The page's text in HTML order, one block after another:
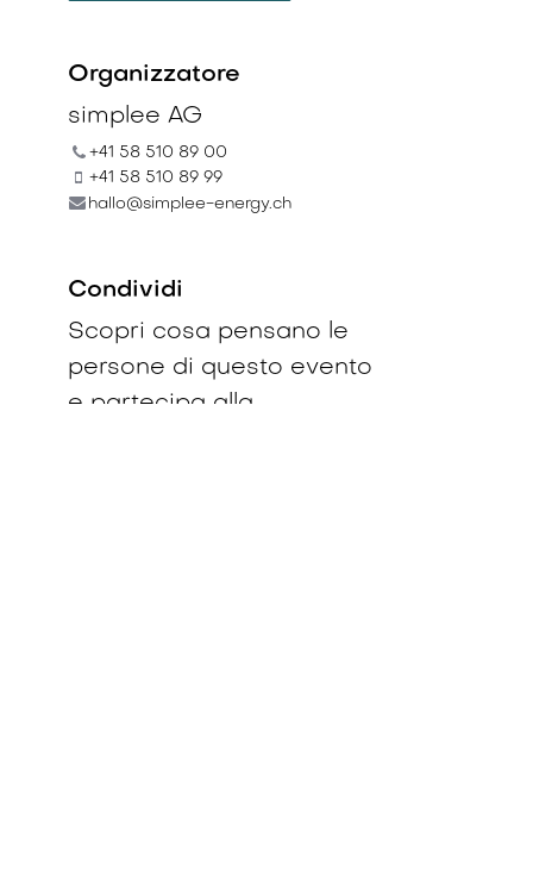
Organizzatore
simplee AG
+41 58 510 89 00
+41 58 510 89 99
hallo@simplee-energy.ch
Condividi
Scopri cosa pensano le
persone di questo evento
e partecipa alla